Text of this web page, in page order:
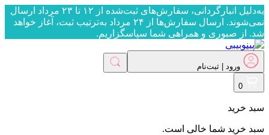
به‌دلیل انبارگردانی، سفارش‌های ثبت‌شده از ۱۲ تا ۲۳ مرداد ارسال
نمی‌شوند. ارسال سفارش‌ها از ۲۴ مرداد به‌ترتیب ثبت، آغاز خواهد
شد. از صبوری و همراهی شما سپاسگزاریم.
ورود | ثبت‌نام
0
سبد خرید
سبد خرید شما خالی است.